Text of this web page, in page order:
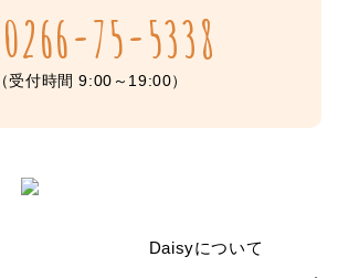
0266-75-5338
（受付時間 9:00～19:00）
Daisyについて